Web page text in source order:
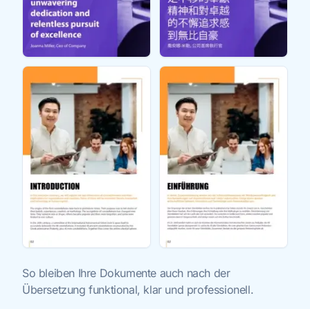
So bleiben Ihre Dokumente auch nach der
Übersetzung funktional, klar und professionell.